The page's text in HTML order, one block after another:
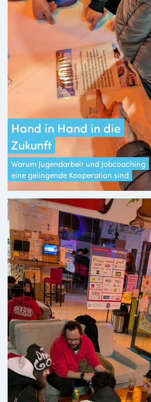
Hand in Hand in die
Zukunft
Warum Jugendarbeit und Jobcoaching
eine gelingende Kooperation sind